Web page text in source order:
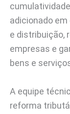
adicionado
e distribuição,
empresas e
bens e
A equipe
reforma